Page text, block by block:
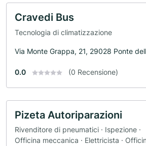
Cravedi Bus
Tecnologia di climatizzazione
Via Monte Grappa, 21, 29028 Ponte
0.0 (0 Recensione)
Pizeta Autoriparazioni
Rivenditore di pneumatici · Ispezione ·
Officina meccanica · Elettricista ·